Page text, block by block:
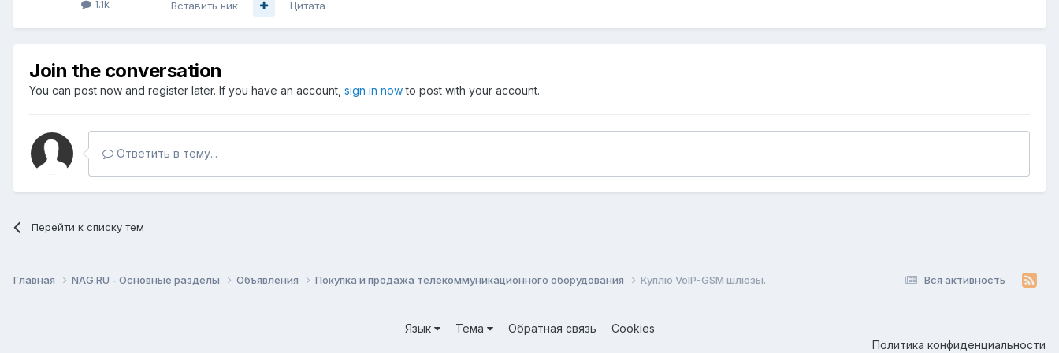
1.1k Вставить ник Цитата
Join the conversation
You can post now and register later. If you have an account, sign in nowto post with your account.
Ответить в тему...
Перейти к списку тем
Вся активность
Главная NAG.RU - Основные разделы Объявления Покупка и продажа телекоммуникационного оборудования Куплю VoIP-GSM шлюзы.
Язык Тема Обратная связь
Cookies
Политика конфиденциальности